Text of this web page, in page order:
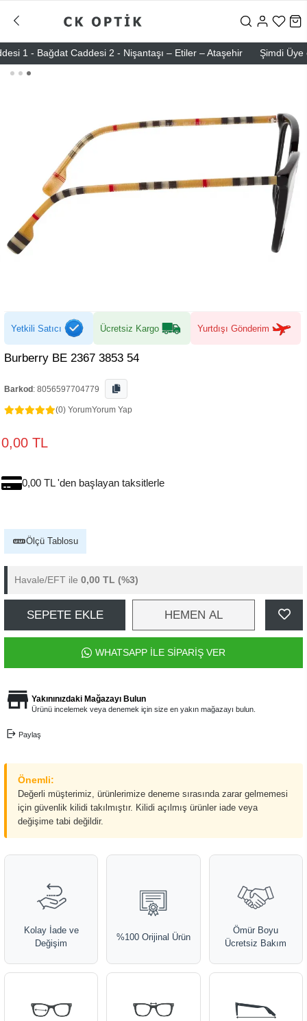
1 - Bağdat Caddesi 2 - Nişantaşı – Etiler – Ataşehir Şimdi Üye ol
Yetkili Satıcı Ücretsiz Kargo Yurtdışı Gönderim
Burberry BE 2367 3853 54
Barkod : 8056597704779
(0) YorumYorum Yap
0,00 TL
0,00 TL 'den başlayan taksitlerle
Ölçü Tablosu
Havale/EFT ile 0,00 TL (%3)
SEPETE EKLE HEMEN AL
WHATSAPP İLE SİPARİŞ VER
Yakınınızdaki Mağazayı Bulun
Ürünü incelemek veya denemek için size en yakın mağazayı bulun.
Paylaş
Önemli:
Değerli müşterimiz, ürünlerimize deneme sırasında zarar gelmemesi
için güvenlik kilidi takılmıştır. Kilidi açılmış ürünler iade veya
değişime tabi değildir.
Kolay İade ve
Değişim
%100 Orijinal Ürün
Ömür Boyu
Ücretsiz Bakım